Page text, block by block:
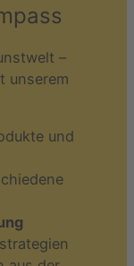
–
unserem
und